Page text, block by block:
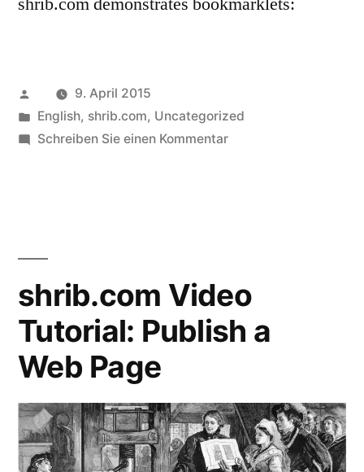
Veröffentlicht
von
9. April 2015
Veröffentlicht
in
English, shrib.com, Uncategorized
Schreiben Sie einen Kommentarzu
shrib.com Video
Tutorial: Publish a
Web Page